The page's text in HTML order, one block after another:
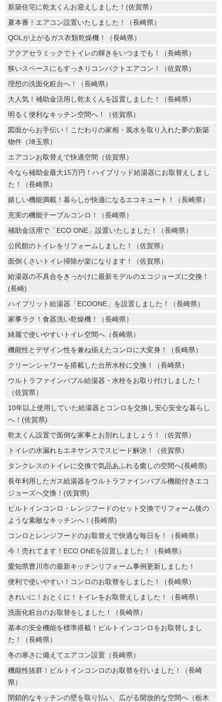
新築住宅に乾太くんお迎えしました！(佐賀県）
夏本番！エアコン設置いたしました！（長崎県）
QOLが上がるガス衣類乾燥機！（長崎県）
アクアセラミックでトイレの輝きをいつまでも！（長崎県）
狭いスペースにもすっきりコンパクトエアコン！（佐賀県）
理想の洗面化粧台へ！（長崎県）
大人気！補助金活用し乾太くんを設置しました！（長崎県）
明るく便利なキッチン空間へ！（佐賀県）
図面からお手伝い！こだわりの家相・風水を取り入れた夢の新築
物件（埼玉県）
エアコンお取替えで快適空間（佐賀県）
今なら補助金最大15万円！ハイブリッド給湯器にお取替えしまし
た！（長崎県）
嬉しい機能満載！暮らしが快適になるエコキュート！（長崎県）
充実の機能テーブルコンロ！（長崎県）
補助金活用で「ECO ONE」設置いたしました！（長崎県）
公民館のトイレをリフォームしました！（佐賀県）
面倒くさいトイレ掃除が楽になります！（佐賀県）
給湯器の不具合をきっかけに最新モデルのエコジョーズに交換！
(長崎)
ハイブリット給湯器「ECOONE」を設置しました！（長崎県）
家事ラク！食器洗い乾燥機！（長崎県）
綺麗で使いやすいトイレ空間へ（長崎県）
機能性とデザイン性を兼ね揃えたコンロに大変身！（長崎県）
クリーンシャワーを搭載した台所水栓に交換！（長崎県）
ウルトラファインバブル給湯器・水栓をお取り付けしました！
（佐賀県）
10年以上使用していた給湯器とコンロを交換し安心安全な暮らし
へ！(佐賀県)
乾太くん設置で面倒な家事とお別れしましょう！（佐賀県）
トイレの水漏れもエネサンスでスピード解決！（佐賀県）
タンクレスのトイレに交換で気品あふれる癒しの空間へ(長崎県)
長年利用したガス給湯器をウルトラファインバブル機能付きエコ
ジョーズへ交換！(佐賀県)
ビルトインコンロ・レンジフードのセット交換でリフォーム後の
ような素敵なキッチンへ！(長崎県)
コンロとレンジフードのお取替えで快適な毎日を！（長崎県）
今！売れてます！ECO ONEを設置しました！（長崎県）
愛知県豊川市の最新キッチンリフォーム事例更新しました！
便利で使いやすい！コンロのお取替をしました！（長崎県）
きれいに！おとくに！トイレをお取替えしました！（長崎県）
洗面化粧台のお取替をしました！（長崎県）
基本の安全機能を標準搭載！ビルトインコンロをお取替しまし
た！（長崎県）
冬の寒さに備えてエアコン設置（長崎県）
機能性抜群！ビルトインコンロのお取替を行いました！（長崎
県）
閉鎖的なキッチンの壁を取り払い、広がる開放的な空間へ（栃木